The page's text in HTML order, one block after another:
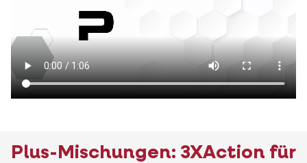
Plus-Mischungen: 3XAction für